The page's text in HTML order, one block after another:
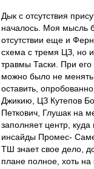
Дык с отсутствия
началось. Моя мысль
отсутствии еще и
схема с тремя ЦЗ, но
травмы Таски. При его
можно было не
оставить,
Джикию, ЦЗ Кутепов
Петкович, Глушак на
заполняет центр,
инсайды Промес-
ТШ знает свое дело,
плане полное, хоть